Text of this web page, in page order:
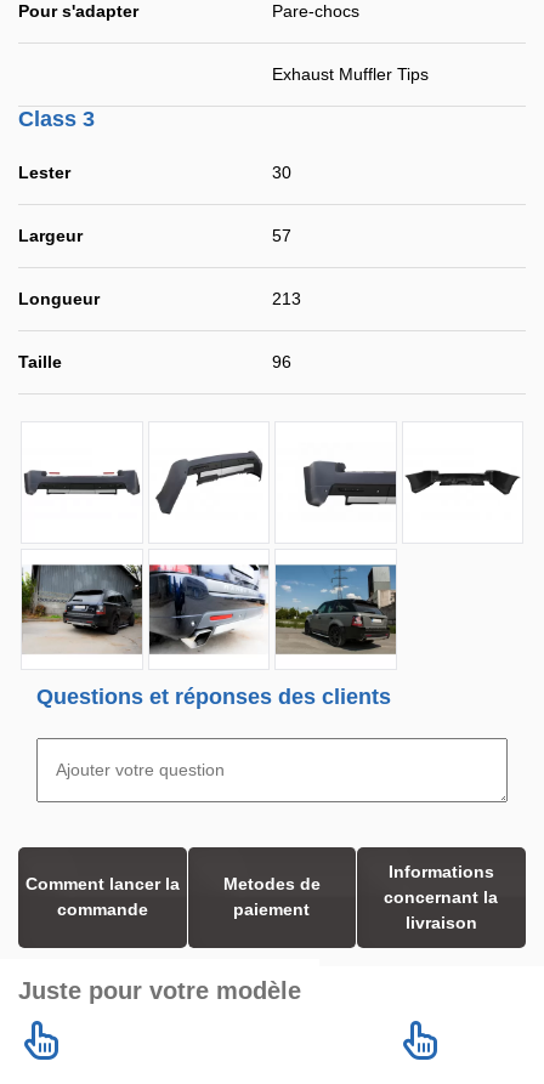
Pour s'adapter Pare-chocs
Exhaust Muffler Tips
Class 3
Lester 30
Largeur 57
Longueur 213
Taille 96
Questions et réponses des clients
Comment lancer la
commande
Metodes de
paiement
Informations
concernant la
livraison
Juste pour votre modèle